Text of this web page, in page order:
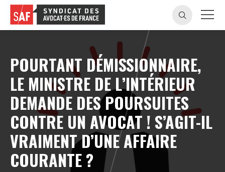
POURTANT DÉMISSIONNAIRE,
LE MINISTRE DE L’INTÉRIEUR
DEMANDE DES POURSUITES
CONTRE UN AVOCAT ! S’AGIT-IL
VRAIMENT D’UNE AFFAIRE
COURANTE ?